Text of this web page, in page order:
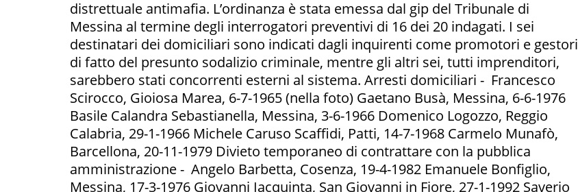
distrettuale antimafia. L’ordinanza è stata emessa dal gip del Tribunale di
Messina al termine degli interrogatori preventivi di 16 dei 20 indagati. I sei
destinatari dei domiciliari sono indicati dagli inquirenti come promotori e gestori
di fatto del presunto sodalizio criminale, mentre gli altri sei, tutti imprenditori,
sarebbero stati concorrenti esterni al sistema. Arresti domiciliari - Francesco
Scirocco, Gioiosa Marea, 6-7-1965 (nella foto) Gaetano Busà, Messina, 6-6-1976
Basile Calandra Sebastianella, Messina, 3-6-1966 Domenico Logozzo, Reggio
Calabria, 29-1-1966 Michele Caruso Scaffidi, Patti, 14-7-1968 Carmelo Munafò,
Barcellona, 20-11-1979 Divieto temporaneo di contrattare con la pubblica
amministrazione - Angelo Barbetta, Cosenza, 19-4-1982 Emanuele Bonfiglio,
Messina, 17-3-1976 Giovanni Iacquinta, San Giovanni in Fiore, 27-1-1992 Saverio